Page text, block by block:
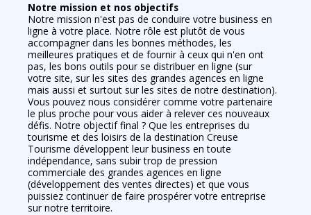
Notre mission et nos objectifs
Notre mission n'est pas de conduire votre business en
ligne à votre place. Notre rôle est plutôt de vous
accompagner dans les bonnes méthodes, les
meilleures pratiques et de fournir à ceux qui n'en ont
pas, les bons outils pour se distribuer en ligne (sur
votre site, sur les sites des grandes agences en ligne
mais aussi et surtout sur les sites de notre destination).
Vous pouvez nous considérer comme votre partenaire
le plus proche pour vous aider à relever ces nouveaux
défis. Notre objectif final ? Que les entreprises du
tourisme et des loisirs de la destination Creuse
Tourisme développent leur business en toute
indépendance, sans subir trop de pression
commerciale des grandes agences en ligne
(développement des ventes directes) et que vous
puissiez continuer de faire prospérer votre entreprise
sur notre territoire.